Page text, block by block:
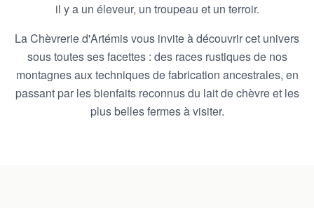
il y a un éleveur, un troupeau et un terroir.
La Chèvrerie d'Artémis vous invite à découvrir cet univers
sous toutes ses facettes : des races rustiques de nos
montagnes aux techniques de fabrication ancestrales, en
passant par les bienfaits reconnus du lait de chèvre et les
plus belles fermes à visiter.